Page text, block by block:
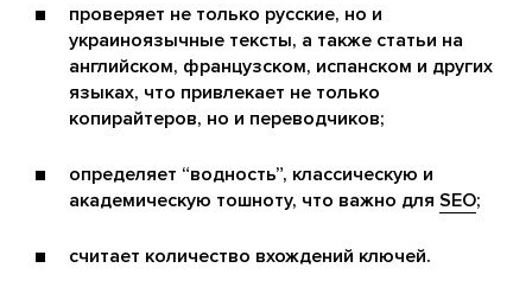
проверяет не только русские, но и
украиноязычные тексты, а также статьи на
английском, французском, испанском и других
языках, что привлекает не только
копирайтеров, но и переводчиков;
определяет “водность”, классическую и
академическую тошноту, что важно для SEO;
считает количество вхождений ключей.